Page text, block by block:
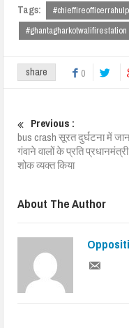
Tags:
#ghantagharkotwalifirestation
share 0
Previous :
bus crash सूरत दुर्घटना में
गंवाने वालों के प्रति
शोक व्यक्त किया
About The Author